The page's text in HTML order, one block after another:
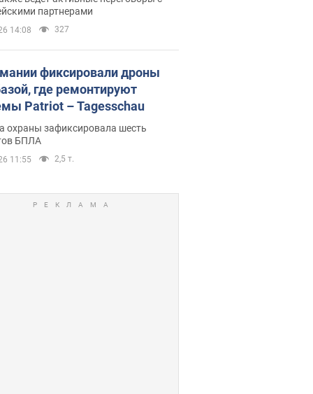
партнерами
14:08 327
фиксировали дроны
где ремонтируют
Patriot – Tagesschau
охраны зафиксировала шесть
БПЛА
11:55 2,5 т.